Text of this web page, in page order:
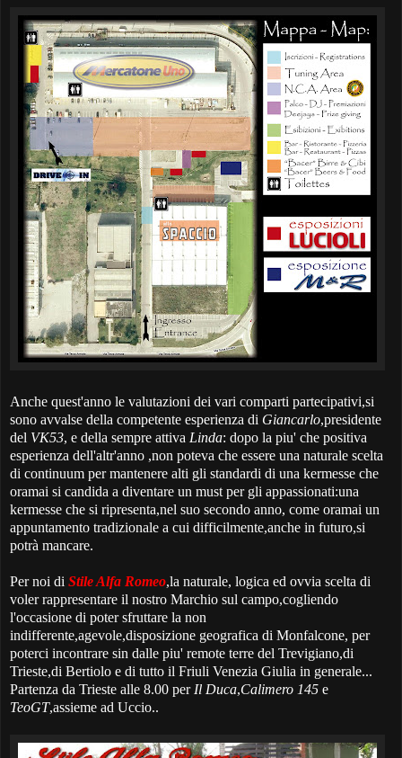
Anche quest'anno le valutazioni dei vari comparti partecipativi,si
sono avvalse della competente esperienza di Giancarlo,presidente
del VK53, e della sempre attiva Linda: dopo la piu' che positiva
esperienza dell'altr'anno ,non poteva che essere una naturale scelta
di continuum per mantenere alti gli standardi di una kermesse che
oramai si candida a diventare un must per gli appassionati:una
kermesse che si ripresenta,nel suo secondo anno, come oramai un
appuntamento tradizionale a cui difficilmente,anche in futuro,si
potrà mancare.
Per noi di Stile Alfa Romeo,la naturale, logica ed ovvia scelta di
voler rappresentare il nostro Marchio sul campo,cogliendo
l'occasione di poter sfruttare la non
indifferente,agevole,disposizione geografica di Monfalcone, per
poterci incontrare sin dalle piu' remote terre del Trevigiano,di
Trieste,di Bertiolo e di tutto il Friuli Venezia Giulia in generale...
Partenza da Trieste alle 8.00 per Il Duca,Calimero 145 e
TeoGT,assieme ad Uccio..